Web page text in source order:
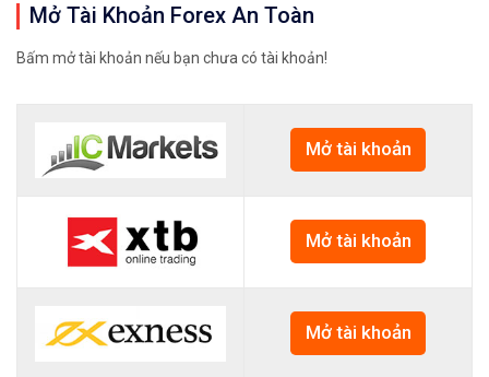
Mở Tài Khoản Forex An Toàn
Bấm mở tài khoản nếu bạn chưa có tài khoản!
Mở tài khoản
Mở tài khoản
Mở tài khoản